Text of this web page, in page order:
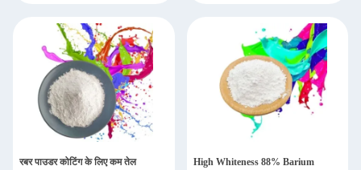
रबर पाउडर कोटिंग के लिए कम तेल
High Whiteness 88% Barium